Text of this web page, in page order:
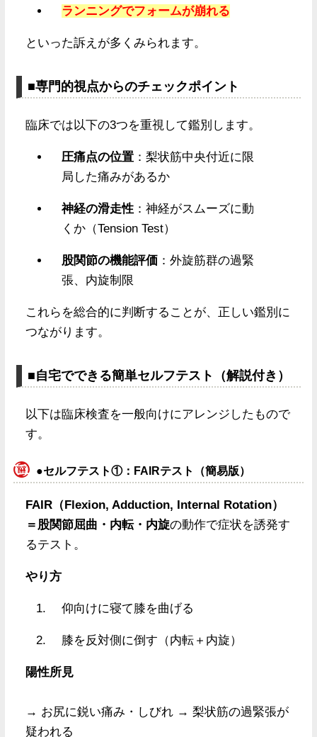
ランニングでフォームが崩れる
といった訴えが多くみられます。
■専門的視点からのチェックポイント
臨床では以下の3つを重視して鑑別します。
圧痛点の位置：梨状筋中央付近に限
局した痛みがあるか
神経の滑走性：神経がスムーズに動
くか（Tension Test）
股関節の機能評価：外旋筋群の過緊
張、内旋制限
これらを総合的に判断することが、正しい鑑別に
つながります。
■自宅でできる簡単セルフテスト（解説付き）
以下は臨床検査を一般向けにアレンジしたもので
す。
●セルフテスト①：FAIRテスト（簡易版）
FAIR（Flexion, Adduction, Internal Rotation）
＝股関節屈曲・内転・内旋の動作で症状を誘発す
るテスト。
やり方
仰向けに寝て膝を曲げる
膝を反対側に倒す（内転＋内旋）
陽性所見
→ お尻に鋭い痛み・しびれ → 梨状筋の過緊張が
疑われる